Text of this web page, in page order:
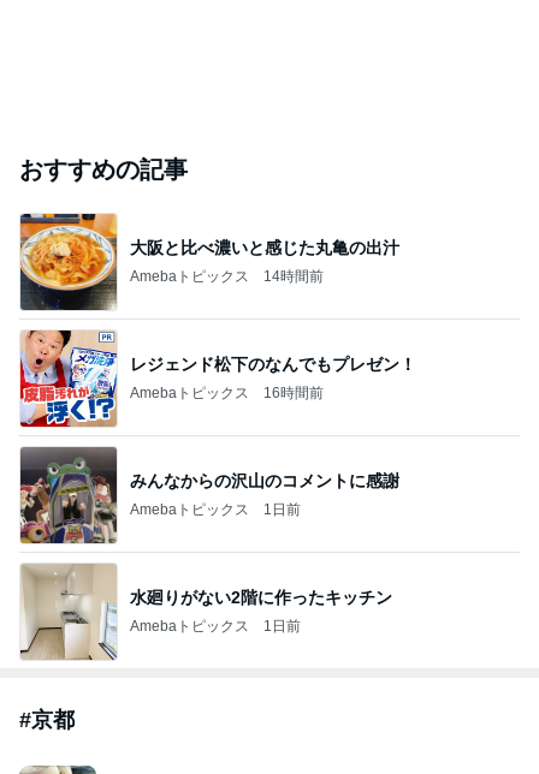
おすすめの記事
大阪と比べ濃いと感じた丸亀の出汁
Amebaトピックス 14時間前
レジェンド松下のなんでもプレゼン！
Amebaトピックス 16時間前
みんなからの沢山のコメントに感謝
Amebaトピックス 1日前
水廻りがない2階に作ったキッチン
Amebaトピックス 1日前
#京都